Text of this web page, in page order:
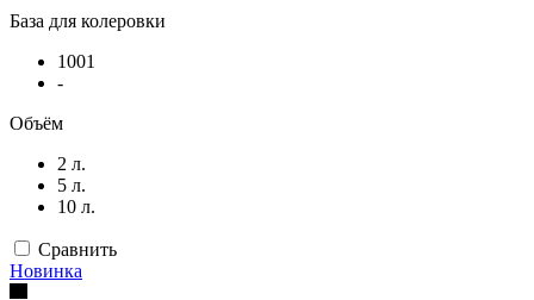
База для колеровки
1001
-
Объём
2 л.
5 л.
10 л.
Сравнить
Новинка